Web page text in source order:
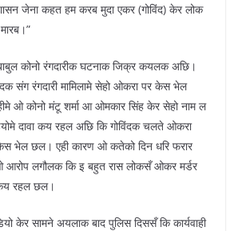
जेना कहत हम करब मुदा एकर (गोविंद) केर लोक
कोनो रंगदारीक घटनाक जिक्र कयलक अछि।
संग रंगदारी मामिलामे सेहो ओकरा पर केस भेल
ओ कोनो मंटू शर्मा आ ओमकार सिंह केर सेहो नाम ल
दावा कय रहल अछि कि गोविंदक चलते ओकरा
भेल छल। एही कारण ओ कतेको दिन धरि फरार
आरोप लगौलक कि इ बहुत रास लोकसँ ओकर मर्डर
रहल छल।
केर सामने अयलाक बाद पुलिस दिससँ कि कार्यवाही